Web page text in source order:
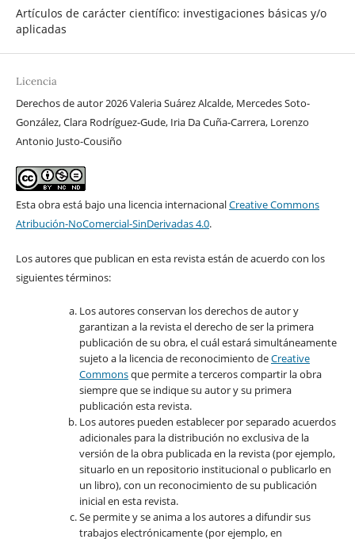
Artículos de carácter científico: investigaciones básicas y/o
aplicadas
Licencia
Derechos de autor 2026 Valeria Suárez Alcalde, Mercedes Soto-
González, Clara Rodríguez-Gude, Iria Da Cuña-Carrera, Lorenzo
Antonio Justo-Cousiño
Esta obra está bajo una licencia internacionalCreative Commons
Atribución-NoComercial-SinDerivadas 4.0.
Los autores que publican en esta revista están de acuerdo con los
siguientes términos:
Los autores conservan los derechos de autor y
garantizan a la revista el derecho de ser la primera
publicación de su obra, el cuál estará simultáneamente
sujeto a la licencia de reconocimiento deCreative
Commonsque permite a terceros compartir la obra
siempre que se indique su autor y su primera
publicación esta revista.
Los autores pueden establecer por separado acuerdos
adicionales para la distribución no exclusiva de la
versión de la obra publicada en la revista (por ejemplo,
situarlo en un repositorio institucional o publicarlo en
un libro), con un reconocimiento de su publicación
inicial en esta revista.
Se permite y se anima a los autores a difundir sus
trabajos electrónicamente (por ejemplo, en